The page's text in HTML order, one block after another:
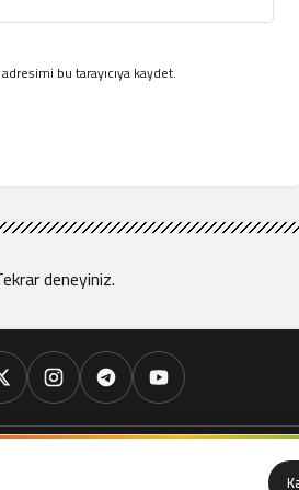
bu tarayıcıya kaydet.
deneyiniz.
Teknoloji